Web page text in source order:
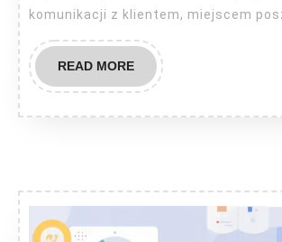
komunikacji z klientem, miejscem
READ MOREREAD
MORE